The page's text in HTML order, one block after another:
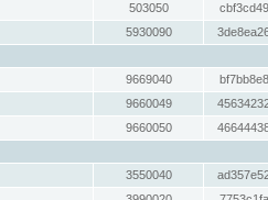
503050
5930090
9669040
9660049
9660050
3550040